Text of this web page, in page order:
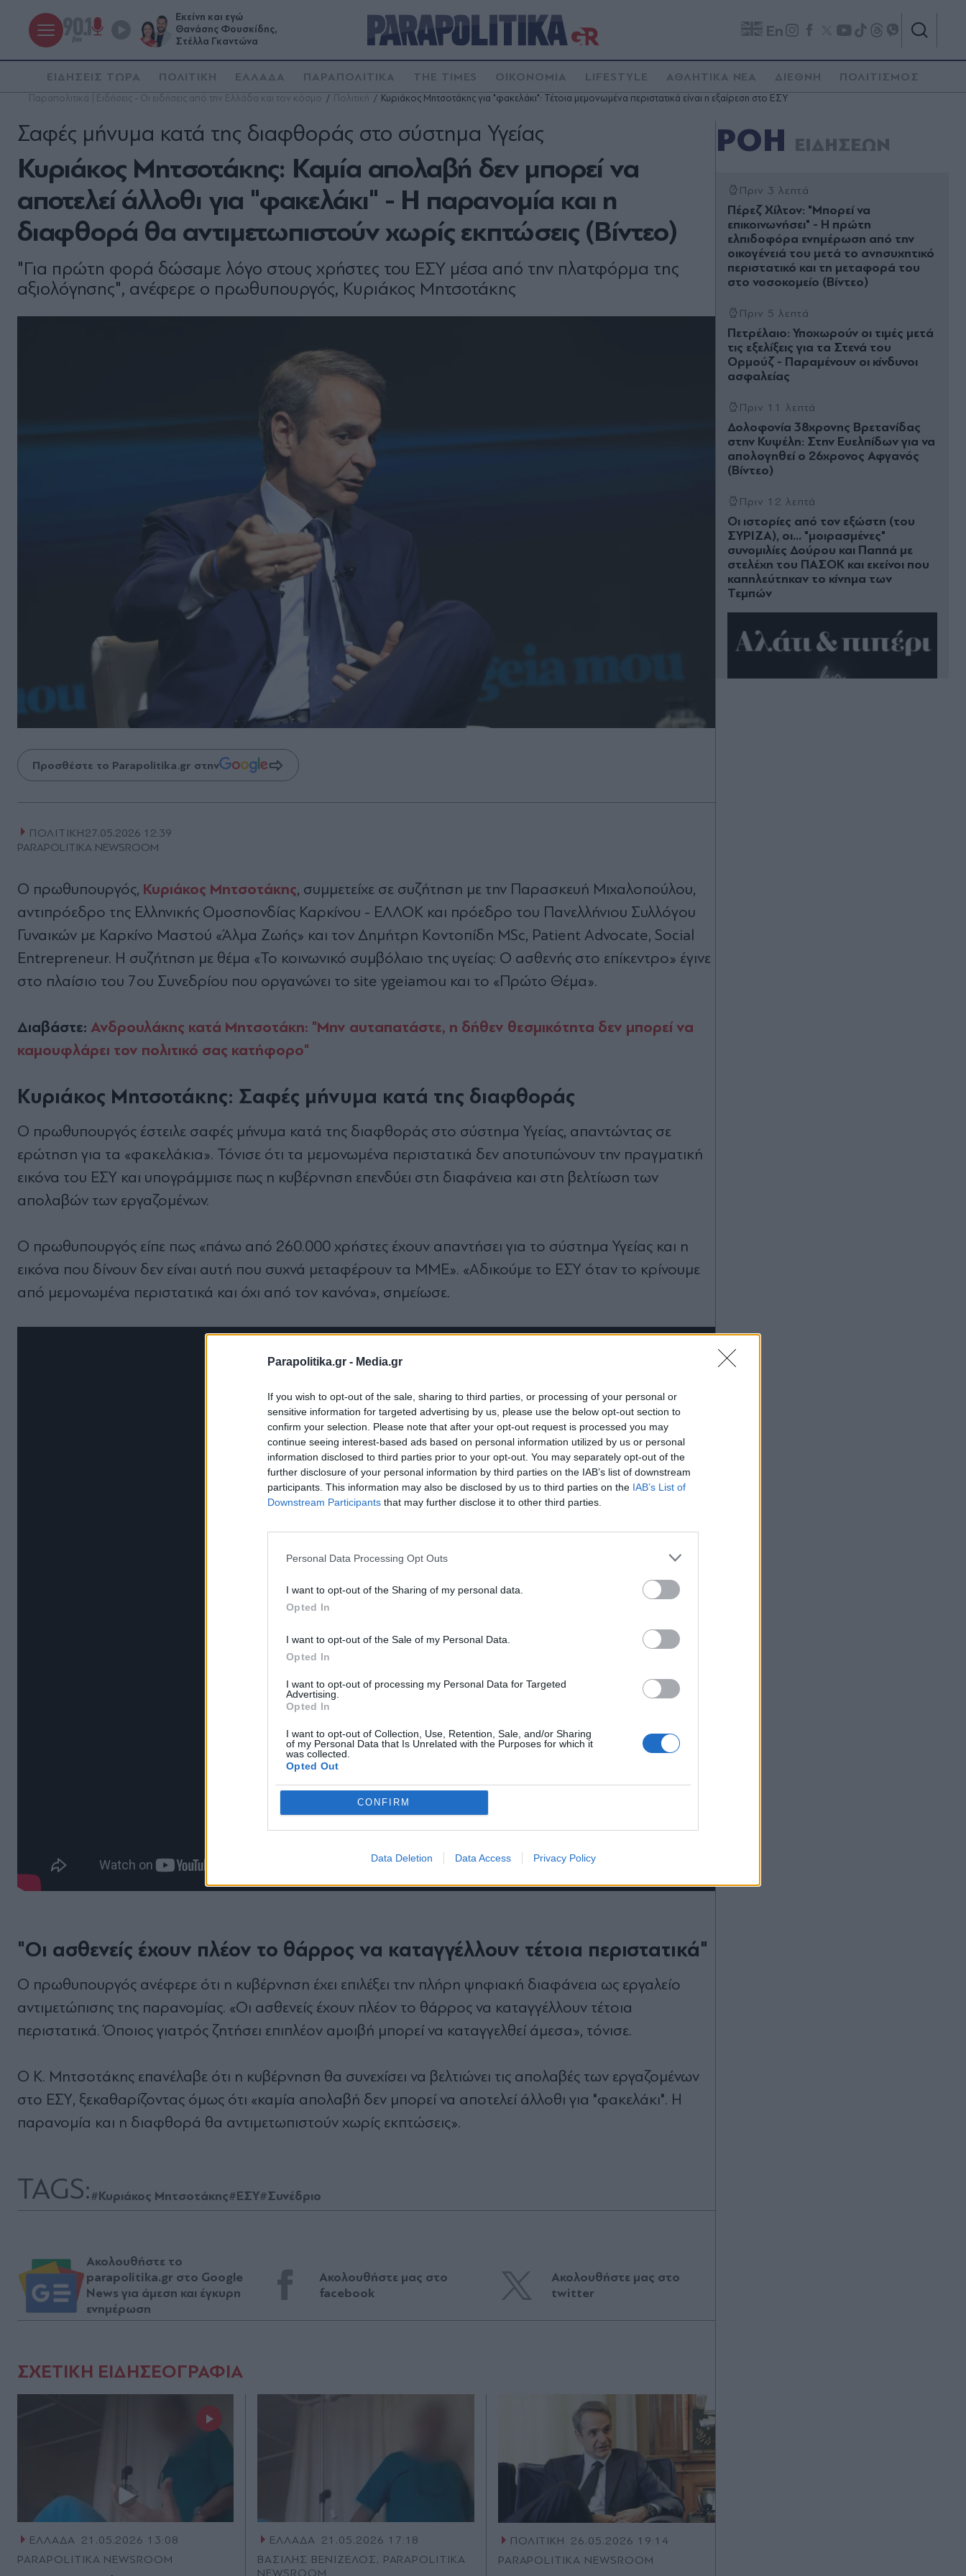
Parapolitika.gr - Media.gr
If you wish to opt-out of the sale, sharing to third parties, or processing of your personal or
sensitive information for targeted advertising by us, please use the below opt-out section to
confirm your selection. Please note that after your opt-out request is processed you may
continue seeing interest-based ads based on personal information utilized by us or personal
information disclosed to third parties prior to your opt-out. You may separately opt-out of the
further disclosure of your personal information by third parties on the IAB’s list of downstream
participants. This information may also be disclosed by us to third parties on the IAB’s List of
Downstream Participants that may further disclose it to other third parties.
Personal Data Processing Opt Outs
I want to opt-out of the Sharing of my personal data.
Opted In
I want to opt-out of the Sale of my Personal Data.
Opted In
I want to opt-out of processing my Personal Data for Targeted
Advertising.
Opted In
I want to opt-out of Collection, Use, Retention, Sale, and/or Sharing
of my Personal Data that Is Unrelated with the Purposes for which it
was collected.
Opted Out
CONFIRM
Data Deletion Data Access Privacy Policy
Εκείνη και εγώ
Θανάσης Φουσκίδης,
Στέλλα Γκαντώνα
En
ΕΙΔΗΣΕΙΣ ΤΩΡΑ ΠΟΛΙΤΙΚΗ ΕΛΛΑΔΑ ΠΑΡΑΠΟΛΙΤΙΚΑ THE TIMES ΟΙΚΟΝΟΜΙΑ LIFESTYLE ΑΘΛΗΤΙΚΑ ΝΕΑ ΔΙΕΘΝΗ ΠΟΛΙΤΙΣΜΟΣ
Παραπολιτικά | Ειδήσεις - Οι ειδήσεις από την Ελλάδα και τον κόσμο Πολιτική Κυριάκος Μητσοτάκης για "φακελάκι": Τέτοια μεμονωμένα περιστατικά είναι η εξαίρεση στο ΕΣΥ
Κυριάκος Μητσοτάκης: Καμία απολαβή δεν μπορεί να
αποτελεί άλλοθι για "φακελάκι" - Η παρανομία και η
διαφθορά θα αντιμετωπιστούν χωρίς εκπτώσεις (Βίντεο)
Σαφές μήνυμα κατά της διαφθοράς στο σύστημα Υγείας
"Για πρώτη φορά δώσαμε λόγο στους χρήστες του ΕΣΥ μέσα από την πλατφόρμα της
αξιολόγησης", ανέφερε ο πρωθυπουργός, Κυριάκος Μητσοτάκης
Προσθέστε το Parapolitika.gr στην
ΠΟΛΙΤΙΚΗ27.05.2026 12:39
PARAPOLITIKA NEWSROOM
Ο πρωθυπουργός, Κυριάκος Μητσοτάκης, συμμετείχε σε συζήτηση με την Παρασκευή Μιχαλοπούλου,
αντιπρόεδρο της Ελληνικής Ομοσπονδίας Καρκίνου - ΕΛΛΟΚ και πρόεδρο του Πανελλήνιου Συλλόγου
Γυναικών με Καρκίνο Μαστού «Άλμα Ζωής» και τον Δημήτρη Κοντοπίδη MSc, Patient Advocate, Social
Entrepreneur. Η συζήτηση με θέμα «Το κοινωνικό συμβόλαιο της υγείας: Ο ασθενής στο επίκεντρο» έγινε
στο πλαίσιο του 7oυ Συνεδρίου που οργανώνει το site ygeiamou και το «Πρώτο Θέμα».
Διαβάστε: Ανδρουλάκης κατά Μητσοτάκη: "Μην αυταπατάστε, η δήθεν θεσμικότητα δεν μπορεί να
καμουφλάρει τον πολιτικό σας κατήφορο"
Κυριάκος Μητσοτάκης: Σαφές μήνυμα κατά της διαφθοράς
Ο πρωθυπουργός έστειλε σαφές μήνυμα κατά της διαφθοράς στο σύστημα Υγείας, απαντώντας σε
ερώτηση για τα «φακελάκια». Τόνισε ότι τα μεμονωμένα περιστατικά δεν αποτυπώνουν την πραγματική
εικόνα του ΕΣΥ και υπογράμμισε πως η κυβέρνηση επενδύει στη διαφάνεια και στη βελτίωση των
απολαβών των εργαζομένων.
Ο πρωθυπουργός είπε πως «πάνω από 260.000 χρήστες έχουν απαντήσει για το σύστημα Υγείας και η
εικόνα που δίνουν δεν είναι αυτή που συχνά μεταφέρουν τα ΜΜΕ». «Αδικούμε το ΕΣΥ όταν το κρίνουμε
από μεμονωμένα περιστατικά και όχι από τον κανόνα», σημείωσε.
"Οι ασθενείς έχουν πλέον το θάρρος να καταγγέλλουν τέτοια περιστατικά"
Ο πρωθυπουργός ανέφερε ότι η κυβέρνηση έχει επιλέξει την πλήρη ψηφιακή διαφάνεια ως εργαλείο
αντιμετώπισης της παρανομίας. «Οι ασθενείς έχουν πλέον το θάρρος να καταγγέλλουν τέτοια
περιστατικά. Όποιος γιατρός ζητήσει επιπλέον αμοιβή μπορεί να καταγγελθεί άμεσα», τόνισε.
Ο Κ. Μητσοτάκης επανέλαβε ότι η κυβέρνηση θα συνεχίσει να βελτιώνει τις απολαβές των εργαζομένων
στο ΕΣΥ, ξεκαθαρίζοντας όμως ότι «καμία απολαβή δεν μπορεί να αποτελεί άλλοθι για "φακελάκι". Η
παρανομία και η διαφθορά θα αντιμετωπιστούν χωρίς εκπτώσεις».
TAGS:#Κυριάκος Μητσοτάκης#ΕΣΥ#Συνέδριο
Ακολουθήστε το
parapolitika.gr στο Google
News για άμεση και έγκυρη
ενημέρωση
Ακολουθήστε μας στο
facebook
Ακολουθήστε μας στο
twitter
ΣΧΕΤΙΚΗ ΕΙΔΗΣΕΟΓΡΑΦΙΑ
ΕΛΛΑΔΑ 21.05.2026 13:08
PARAPOLITIKA NEWSROOM
ΕΛΛΑΔΑ 21.05.2026 17:18
ΒΑΣΙΛΗΣ ΒΕΝΙΖΕΛΟΣ, PARAPOLITIKA
NEWSROOM
ΠΟΛΙΤΙΚΗ
26.05.2026 19:14
PARAPOLITIKA NEWSROOM
ΡΟΗ ΕΙΔΗΣΕΩΝ
Πριν 3 λεπτά
Πέρεζ Χίλτον: "Μπορεί να
επικοινωνήσει" - Η πρώτη
ελπιδοφόρα ενημέρωση από την
οικογένειά του μετά το ανησυχητικό
περιστατικό και τη μεταφορά του
στο νοσοκομείο (Βίντεο)
Πριν 5 λεπτά
Πετρέλαιο: Υποχωρούν οι τιμές μετά
τις εξελίξεις για τα Στενά του
Ορμούζ - Παραμένουν οι κίνδυνοι
ασφαλείας
Πριν 11 λεπτά
Δολοφονία 38χρονης Βρετανίδας
στην Κυψέλη: Στην Ευελπίδων για να
απολογηθεί ο 26χρονος Αφγανός
(Βίντεο)
Πριν 12 λεπτά
Οι ιστορίες από τον εξώστη (του
ΣΥΡΙΖΑ), οι... "μοιρασμένες"
συνομιλίες Δούρου και Παππά με
στελέχη του ΠΑΣΟΚ και εκείνοι που
καπηλεύτηκαν το κίνημα των
Τεμπών
Αποδέχομαι τους